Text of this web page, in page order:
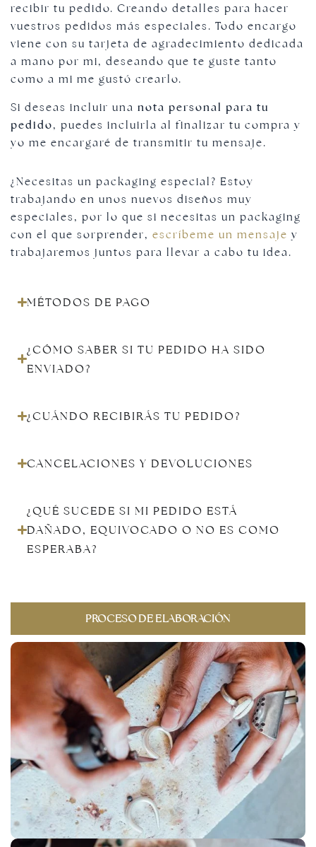
recibir tu pedido. Creando detalles para hacer
vuestros pedidos más especiales. Todo encargo
viene con su tarjeta de agradecimiento dedicada
a mano por mi, deseando que te guste tanto
como a mi me gustó crearlo.
Si deseas incluir una nota personal para tu
pedido, puedes incluirla al finalizar tu compra y
yo me encargaré de transmitir tu mensaje.
¿Necesitas un packaging especial? Estoy
trabajando en unos nuevos diseños muy
especiales, por lo que si necesitas un packaging
con el que sorprender, escríbeme un mensaje y
trabajaremos juntos para llevar a cabo tu idea.
MÉTODOS DE PAGO
¿CÓMO SABER SI TU PEDIDO HA SIDO
ENVIADO?
¿CUÁNDO RECIBIRÁS TU PEDIDO?
CANCELACIONES Y DEVOLUCIONES
¿QUÉ SUCEDE SI MI PEDIDO ESTÁ
DAÑADO, EQUIVOCADO O NO ES COMO
ESPERABA?
PROCESO DE ELABORACIÓN